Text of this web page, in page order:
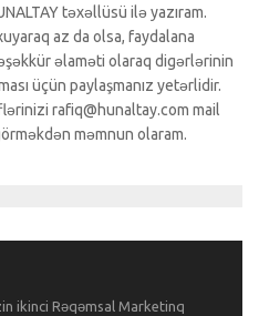
təxəllüsü ilə yazıram.
az da olsa, faydalana
əlaməti olaraq digərlərinin
üçün paylaşmanız yetərlidir.
rafiq@hunaltay.com mail
məmnun olaram.
ikinci Rəqəmsal Marketinq